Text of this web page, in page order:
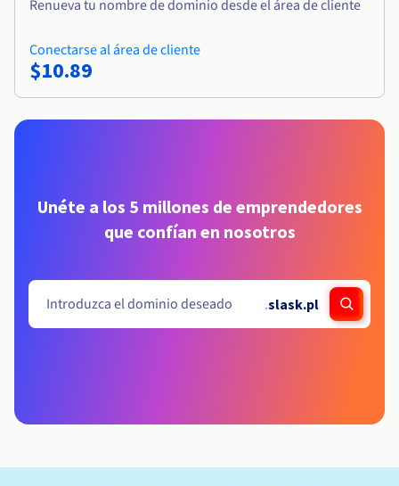
Renueva tu nombre de dominio desde el área de cliente
Conectarse al área de cliente
$10.89
Unéte a los 5 millones de emprendedores
que confían en nosotros
.slask.pl